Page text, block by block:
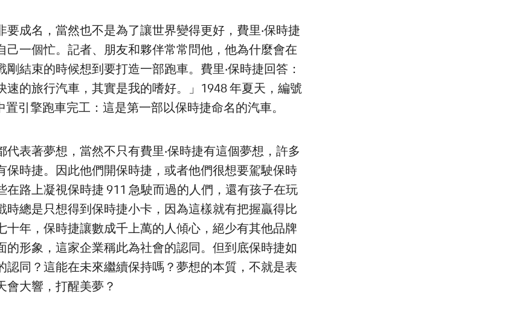
要成名，當然也不是為了讓世界變得更好，費里‧保時捷
己一個忙。記者、朋友和夥伴常常問他，他為什麼會在
剛結束的時候想到要打造一部跑車。費里‧保時捷回答：
速的旅行汽車，其實是我的嗜好。」1948 年夏天，編號
置引擎跑車完工：這是第一部以保時捷命名的汽車。
代表著夢想，當然不只有費里‧保時捷有這個夢想，許多
保時捷。因此他們開保時捷，或者他們很想要駕駛保時
在路上凝視保時捷 911 急駛而過的人們，還有孩子在玩
時總是只想得到保時捷小卡，因為這樣就有把握贏得比
十年，保時捷讓數成千上萬的人傾心，絕少有其他品牌
的形象，這家企業稱此為社會的認同。但到底保時捷如
認同？這能在未來繼續保持嗎？夢想的本質，不就是表
會大響，打醒美夢？